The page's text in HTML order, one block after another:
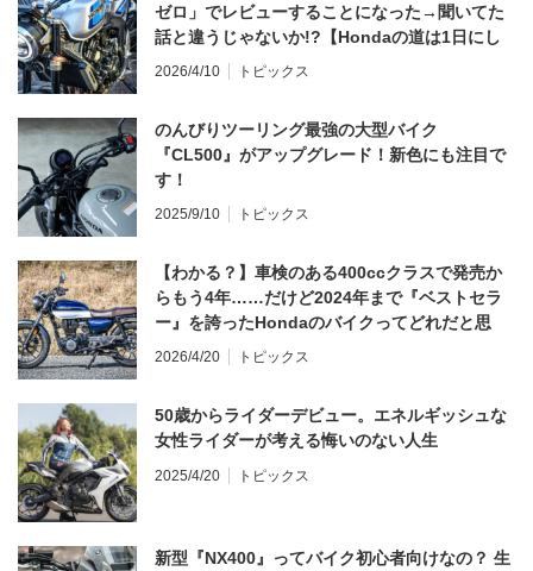
ゼロ」でレビューすることになった→聞いてた
話と違うじゃないか!?【Hondaの道は1日にし
てならず／CB1000F ①第一印象 編】
2026/4/10 トピックス
のんびりツーリング最強の大型バイク
『CL500』がアップグレード！新色にも注目で
す！
2025/9/10 トピックス
【わかる？】車検のある400ccクラスで発売か
らもう4年……だけど2024年まで『ベストセラ
ー』を誇ったHondaのバイクってどれだと思
う？
2026/4/20 トピックス
50歳からライダーデビュー。エネルギッシュな
女性ライダーが考える悔いのない人生
2025/4/20 トピックス
新型『NX400』ってバイク初心者向けなの？ 生